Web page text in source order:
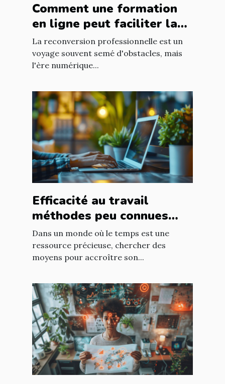
Comment une formation
en ligne peut faciliter la
reconversion en analyste
de données
La reconversion professionnelle est un
voyage souvent semé d'obstacles, mais
l'ère numérique...
Efficacité au travail
méthodes peu connues
pour booster votre
productivité
Dans un monde où le temps est une
ressource précieuse, chercher des
moyens pour accroître son...